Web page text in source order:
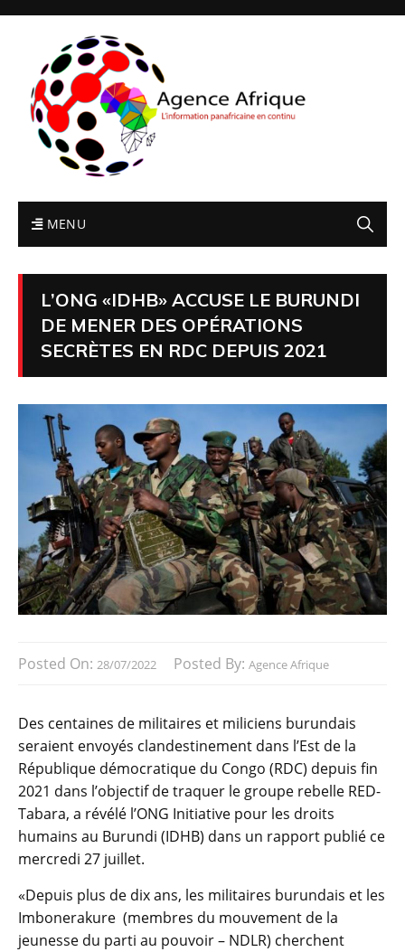
MENU
L’ONG «IDHB» ACCUSE LE BURUNDI
DE MENER DES OPÉRATIONS
SECRÈTES EN RDC DEPUIS 2021
Posted On: 28/07/2022 Posted By: Agence Afrique
Des centaines de militaires et miliciens burundais
seraient envoyés clandestinement dans l’Est de la
République démocratique du Congo (RDC) depuis fin
2021 dans l’objectif de traquer le groupe rebelle RED-
Tabara, a révélé l’ONG Initiative pour les droits
humains au Burundi (IDHB) dans un rapport publié ce
mercredi 27 juillet.
«Depuis plus de dix ans, les militaires burundais et les
Imbonerakure (membres du mouvement de la
jeunesse du parti au pouvoir – NDLR) cherchent